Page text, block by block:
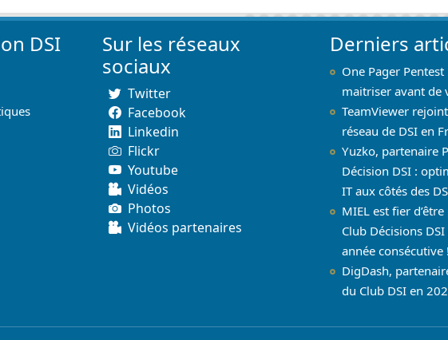
DSI
Sur les réseaux
sociaux
Twitter
Facebook
Linkedin
Flickr
Youtube
Vidéos
Photos
Vidéos partenaires
Derniers
One Pager
maitriser avant de
TeamViewer
réseau de DSI en
Yuzko, partenaire
Décision DSI :
IT aux côtés des
MIEL est fier
Club Décisions
année consécutive !
DigDash,
du Club DSI en